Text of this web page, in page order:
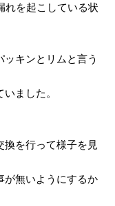
れを起こしている状
キンとリムと言う
ました。
換を行って様子を見
が無いようにするか